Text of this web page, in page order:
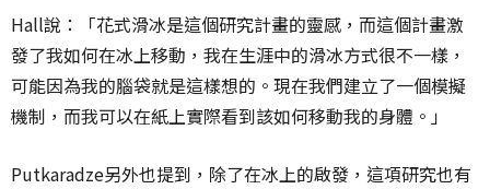
Hall說：「花式滑冰是這個研究計畫的靈感，而這個計畫激
發了我如何在冰上移動，我在生涯中的滑冰方式很不一樣，
可能因為我的腦袋就是這樣想的。現在我們建立了一個模擬
機制，而我可以在紙上實際看到該如何移動我的身體。」
Putkaradze另外也提到，除了在冰上的啟發，這項研究也有